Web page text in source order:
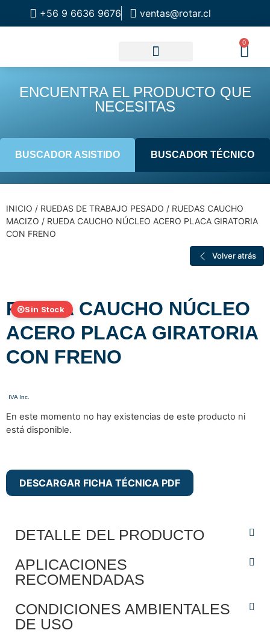
+56 9 6636 9676 ventas@rotar.cl
0
ENCUENTRA EL PRODUCTO QUE
NECESITAS
BUSCADOR ASISTIDO BUSCADOR TÉCNICO
INICIO / RUEDAS DE TRABAJO PESADO / RUEDAS CAUCHO
MACIZO / RUEDA CAUCHO NÚCLEO ACERO PLACA GIRATORIA
CON FRENO
Volver atrás
Sin Stock
RUEDA CAUCHO NÚCLEO
ACERO PLACA GIRATORIA
CON FRENO
En este momento no hay existencias de este producto ni
está disponible.
DESCARGAR FICHA TÉCNICA PDF
DETALLE DEL PRODUCTO
APLICACIONES
RECOMENDADAS
CONDICIONES AMBIENTALES
DE USO